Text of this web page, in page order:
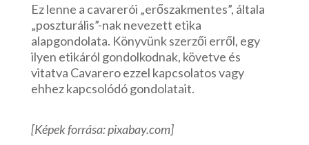
Ez lenne a cavarerói „erőszakmentes”, általa
„poszturális”-nak nevezett etika
alapgondolata. Könyvünk szerzői erről, egy
ilyen etikáról gondolkodnak, követve és
vitatva Cavarero ezzel kapcsolatos vagy
ehhez kapcsolódó gondolatait.
[Képek forrása: pixabay.com]